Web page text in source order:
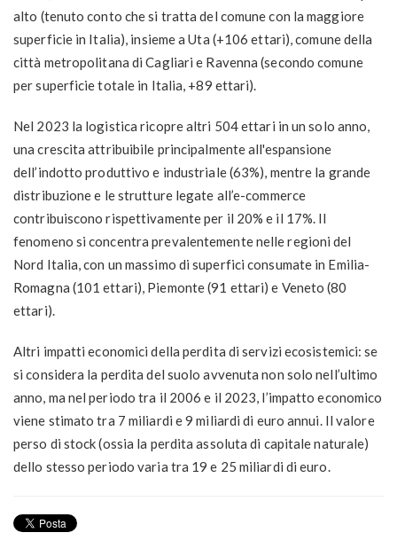
alto (tenuto conto che si tratta del comune con la maggiore
superficie in Italia), insieme a Uta (+106 ettari), comune della
città metropolitana di Cagliari e Ravenna (secondo comune
per superficie totale in Italia, +89 ettari).
Nel 2023 la logistica ricoprealtri 504 ettari in un solo anno,
una crescita attribuibile principalmente all'espansione
dell’indotto produttivo e industriale (63%), mentre la grande
distribuzione e le strutture legate all’e-commerce
contribuiscono rispettivamente per il 20% e il 17%. Il
fenomeno si concentra prevalentemente nelle regioni del
Nord Italia, con un massimo di superfici consumate in Emilia-
Romagna (101 ettari), Piemonte (91 ettari) e Veneto (80
ettari).
Altri impatti economici della perdita di servizi ecosistemici: se
si considera la perdita del suolo avvenuta non solo nell’ultimo
anno, ma nel periodo tra il 2006 e il 2023, l’impatto economico
viene stimato tra 7 miliardi e 9 miliardi di euro annui. Il valore
perso di stock (ossia la perdita assoluta di capitale naturale)
dello stesso periodo varia tra 19 e 25 miliardi di euro.